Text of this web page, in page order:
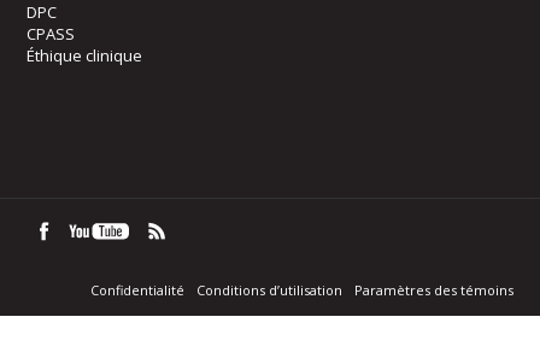
DPC
CPASS
Éthique clinique
Confidentialité Conditions d’utilisation Paramètres des témoins